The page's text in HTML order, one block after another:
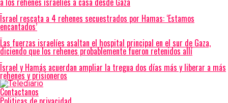
Israel rescata a 4 rehenes secuestrados por Hamas: ‘Estamos
encantados’
Las fuerzas israelíes asaltan el hospital principal en el sur de Gaza,
diciendo que los rehenes probablemente fueron retenidos allí
Israel y Hamás acuerdan ampliar la tregua dos días más y liberar a más
rehenes y prisioneros
Contactanos